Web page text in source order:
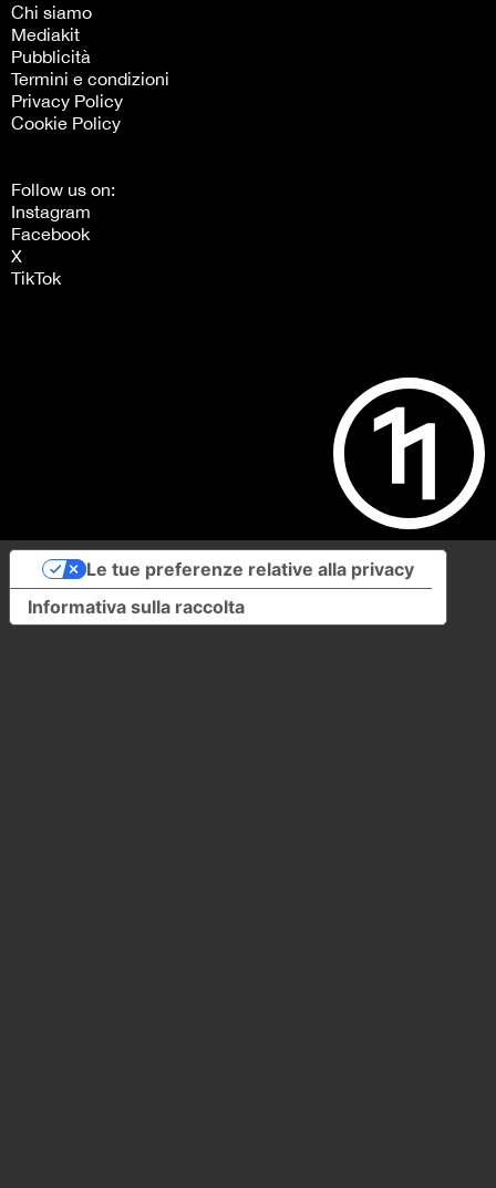
Chi siamo
Mediakit
Pubblicità
Termini e condizioni
Privacy Policy
Cookie Policy
Follow us on:
Instagram
Facebook
X
TikTok
Informativa sulla raccolta
Le tue preferenze relative alla privacy